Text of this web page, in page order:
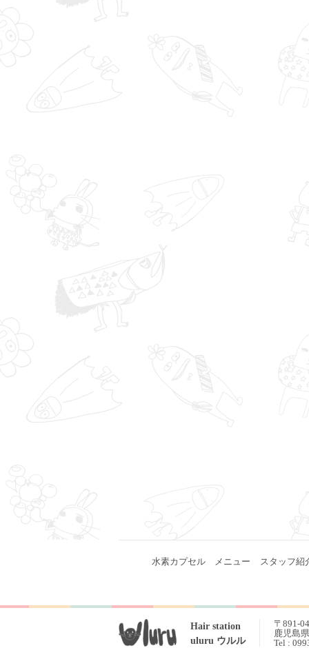
水素カプセル メニュー スタッフ紹
Hair station
uluru ウルル
〒891-
鹿児島
Tel :